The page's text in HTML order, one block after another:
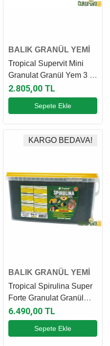
BALIK GRANÜL YEMİ
Tropical Supervit Mini
Granulat Granül Yem 3 L
- 1.95 Kg
2.805,00 TL
Sepete Ekle
KARGO BEDAVA!
BALIK GRANÜL YEMİ
Tropical Spirulina Super
Forte Granulat Granül
Yem 5 L - 3 Kg
6.490,00 TL
Sepete Ekle